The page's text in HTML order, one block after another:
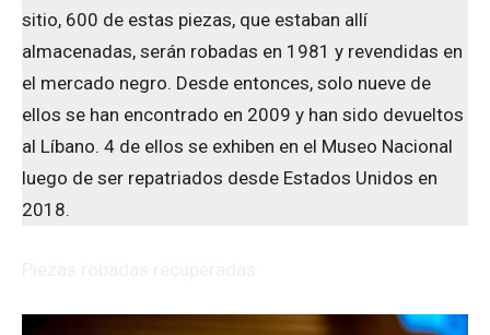
sitio, 600 de estas piezas, que estaban allí
almacenadas, serán robadas en 1981 y revendidas en
el mercado negro. Desde entonces, solo nueve de
ellos se han encontrado en 2009 y han sido devueltos
al Líbano. 4 de ellos se exhiben en el Museo Nacional
luego de ser repatriados desde Estados Unidos en
2018.